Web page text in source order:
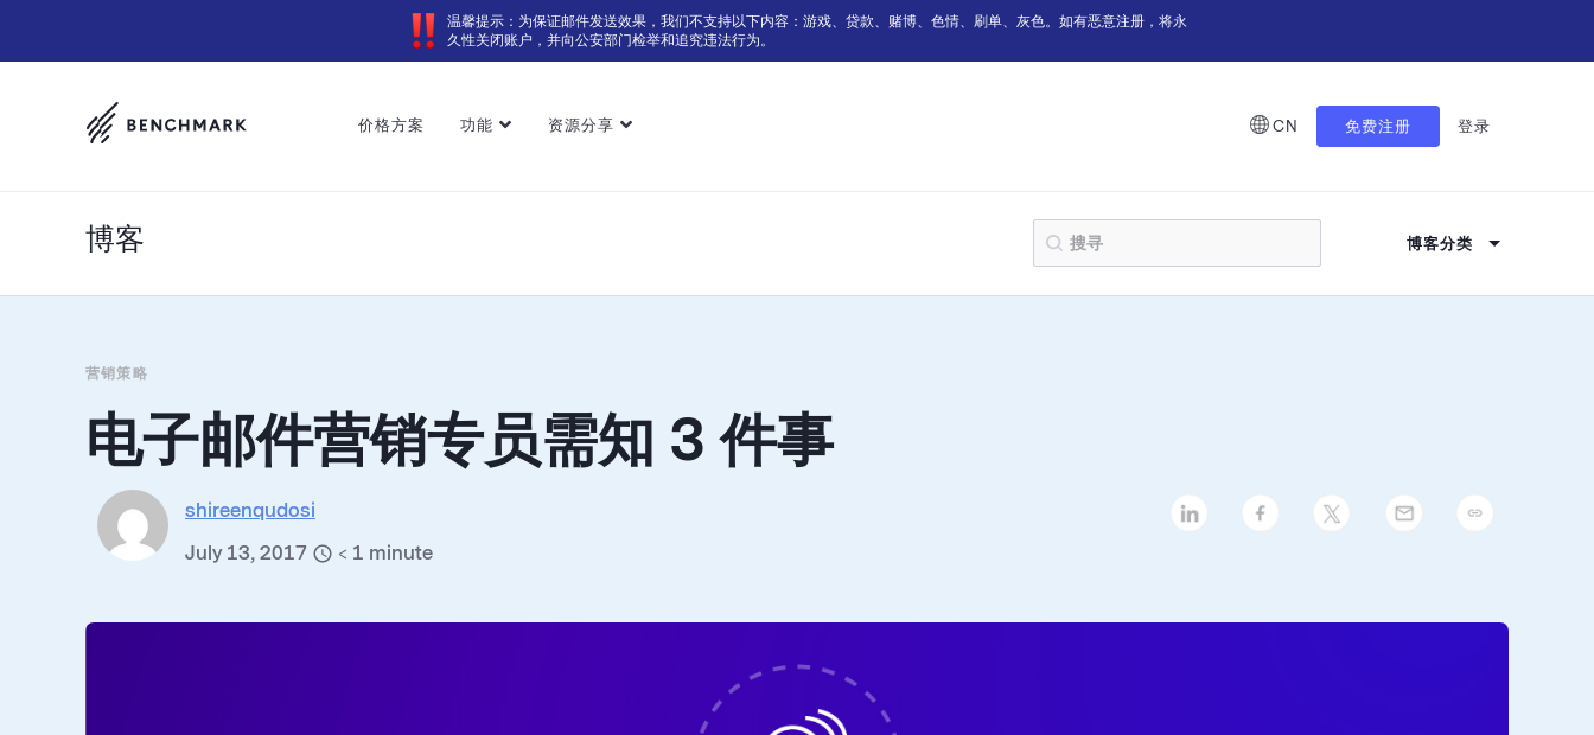
温馨提示：为保证邮件发送效果，我们不支持以下内容：游戏、贷款、赌博、色情、刷单、灰色。如有恶意注册，将永
久性关闭账户，并向公安部门检举和追究违法行为。
价格方案 功能 资源分享 CN 免费注册 登录
博客 博客分类
营销策略
电子邮件营销专员需知 3 件事
shireenqudosi
July 13, 2017
< 1 minute